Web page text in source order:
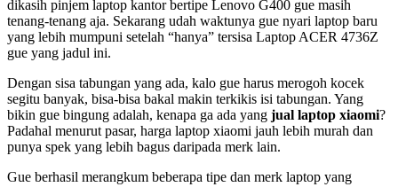
dikasih pinjem laptop kantor bertipe Lenovo G400 gue masih
tenang-tenang aja. Sekarang udah waktunya gue nyari laptop baru
yang lebih mumpuni setelah “hanya” tersisa Laptop ACER 4736Z
gue yang jadul ini.
Dengan sisa tabungan yang ada, kalo gue harus merogoh kocek
segitu banyak, bisa-bisa bakal makin terkikis isi tabungan. Yang
bikin gue bingung adalah, kenapa ga ada yang jual laptop xiaomi?
Padahal menurut pasar, harga laptop xiaomi jauh lebih murah dan
punya spek yang lebih bagus daripada merk lain.
Gue berhasil merangkum beberapa tipe dan merk laptop yang